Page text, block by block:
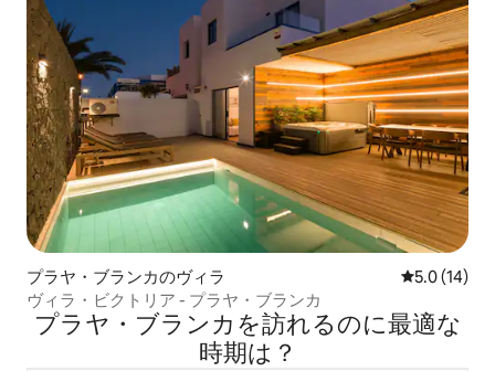
プラヤ・ブランカのヴィラ レビュー14
5.0 (14)
ヴィラ・ビクトリア - プラヤ・ブランカ
プラヤ・ブランカを訪⁠れ⁠るの⁠に最⁠適⁠な
時⁠期⁠は⁠？